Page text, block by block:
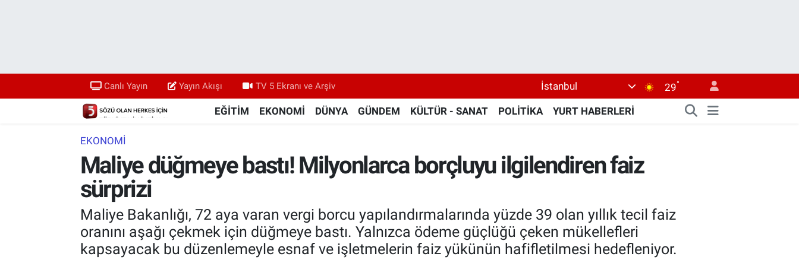
Canlı Yayın Yayın Akışı TV 5 Ekranı ve Arşiv İstanbul 29°
EĞİTİM EKONOMİ DÜNYA GÜNDEM KÜLTÜR - SANAT POLİTİKA YURT HABERLERİ
EKONOMİ
Maliye düğmeye bastı! Milyonlarca borçluyu ilgilendiren faiz
sürprizi
Maliye Bakanlığı, 72 aya varan vergi borcu yapılandırmalarında yüzde 39 olan yıllık tecil faiz
oranını aşağı çekmek için düğmeye bastı. Yalnızca ödeme güçlüğü çeken mükellefleri
kapsayacak bu düzenlemeyle esnaf ve işletmelerin faiz yükünün hafifletilmesi hedefleniyor.
Yayın Akışı
TV 5 Ekranı ve Arşiv